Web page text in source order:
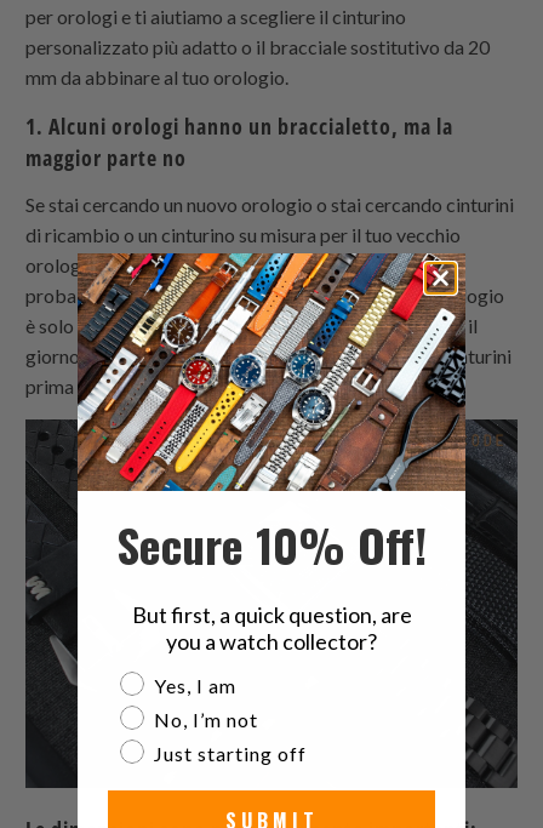
per orologi e ti aiutiamo a scegliere il cinturino
personalizzato più adatto o il bracciale sostitutivo da 20
mm da abbinare al tuo orologio.
1. Alcuni orologi hanno un braccialetto, ma la
maggior parte no
Se stai cercando un nuovo orologio o stai cercando cinturini
di ricambio o un cinturino su misura per il tuo vecchio
orologio, come il cinturino di ricambio da 20 mm,
probabilmente dovrai acquistare i tuoi cinturini. L'orologio
è solo metà della storia: se prevedi di indossarlo tutto il
giorno, tutti i giorni, allora dovresti provare diversi cinturini
prima di acquistarne uno su misura.
Secure 10% Off!
But first, a quick question, are
you a watch collector?
Are you a watch collector?
Yes, I am
No, I’m not
Just starting off
SUBMIT